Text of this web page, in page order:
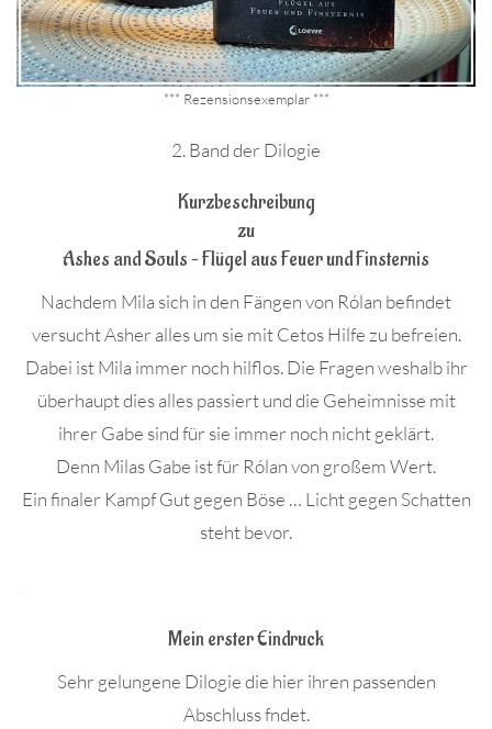
*** Rezensionsexemplar ***
2. Band der Dilogie
Kurzbeschreibung
zu
Ashes and Souls – Flügel aus Feuer und Finsternis
Nachdem Mila sich in den Fängen von Rólan befindet
versucht Asher alles um sie mit Cetos Hilfe zu befreien.
Dabei ist Mila immer noch hilflos. Die Fragen weshalb ihr
überhaupt dies alles passiert und die Geheimnisse mit
ihrer Gabe sind für sie immer noch nicht geklärt.
Denn Milas Gabe ist für Rólan von großem Wert.
Ein finaler Kampf Gut gegen Böse … Licht gegen Schatten
steht bevor.
Mein erster Eindruck
Sehr gelungene Dilogie die hier ihren passenden
Abschluss fndet.